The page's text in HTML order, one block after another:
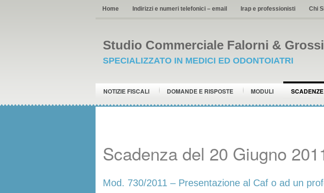
Home Indirizzi e numeri telefonici – email Irap e professionisti Chi
Studio Commerciale Falorni & Grossi
SPECIALIZZATO IN MEDICI ED ODONTOIATRI
NOTIZIE FISCALI DOMANDE E RISPOSTE MODULI SCADENZE
Scadenza del 20 Giugno
Mod. 730/2011 – Presentazione al Caf o ad un